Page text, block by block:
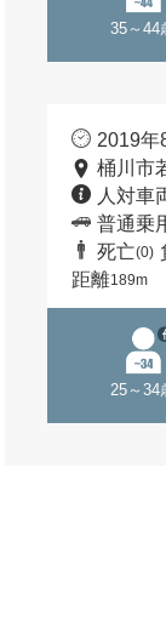
35～44
2019年
桶川市
人対車
普通乗
死亡(0)
距離189m
25～34